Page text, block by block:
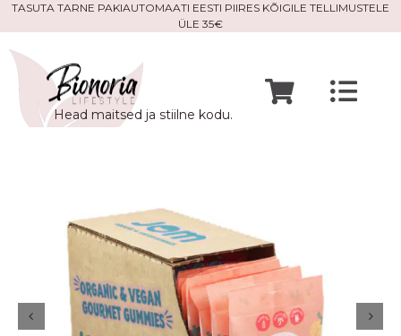
Skip
to
content
TASUTA TARNE PAKIAUTOMAATI EESTI PIIRES KÕIGILE TELLIMUSTELE
ÜLE 35€
Head maitsed ja stiilne kodu.
Kontakt